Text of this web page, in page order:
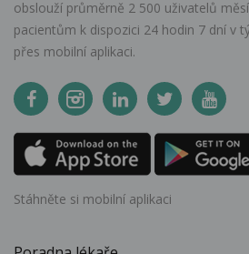
obslouží průměrně 2 500 uživatelů
pacientům k dispozici 24 hodin 7 dní v
přes mobilní aplikaci.
Stáhněte si mobilní aplikaci